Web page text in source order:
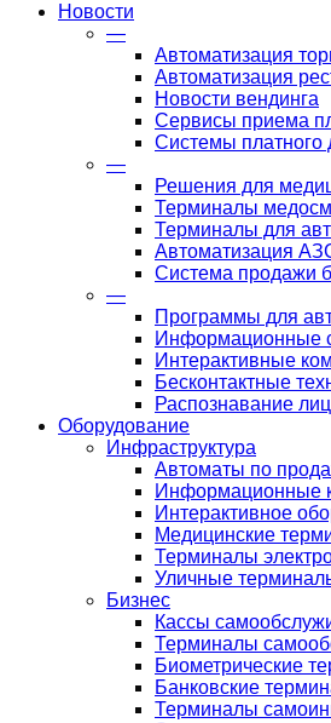
Новости
—
Автоматизация
Автоматизация
Новости вендинга
Сервисы приема
Системы платного
—
Решения для
Терминалы
Терминалы для
Автоматизация
Система продажи
—
Программы для
Информационные
Интерактивные
Бесконтактные
Распознавание
Оборудование
Инфраструктура
Автоматы по
Информационные
Интерактивное
Медицинские
Терминалы
Уличные
Бизнес
Кассы
Терминалы
Биометрические
Банковские
Терминалы